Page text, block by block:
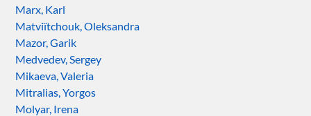
Marx, Karl
Matviïtchouk, Oleksandra
Mazor, Garik
Medvedev, Sergey
Mikaeva, Valeria
Mitralias, Yorgos
Molyar, Irena